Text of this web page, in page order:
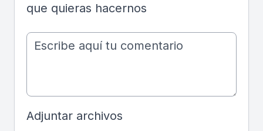
que quieras hacernos
Adjuntar archivos